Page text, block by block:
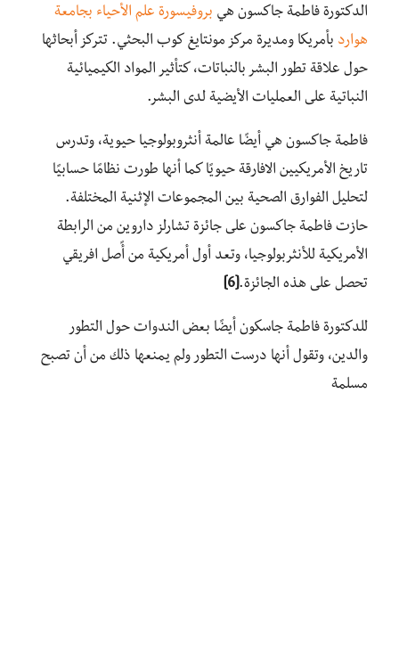
الدكتورة فاطمة جاكسون هي بروفيسورة علم الأحياء بجامعة
هوارد بأمريكا ومديرة مركز مونتايغ كوب البحثي. تتركز أبحاثها
حول علاقة تطور البشر بالنباتات، كتأثير المواد الكيميائية
النباتية على العمليات الأيضية لدى البشر.
فاطمة جاكسون هي أيضًا عالمة أنثروبولوجيا حيوية، وتدرس
تاريخ الأمريكيين الافارقة حيويًا كما أنها طورت نظامًا حسابيًا
لتحليل الفوارق الصحية بين المجموعات الإثنية المختلفة.
حازت فاطمة جاكسون على جائزة تشارلز داروين من الرابطة
الأمريكية للأنثربولوجيا، وتعد أول أمريكية من أًصل افريقي
تحصل على هذه الجائزة.[6]
للدكتورة فاطمة جاسكون أيضًا بعض الندوات حول التطور
والدين، وتقول أنها درست التطور ولم يمنعها ذلك من أن تصبح
مسلمة